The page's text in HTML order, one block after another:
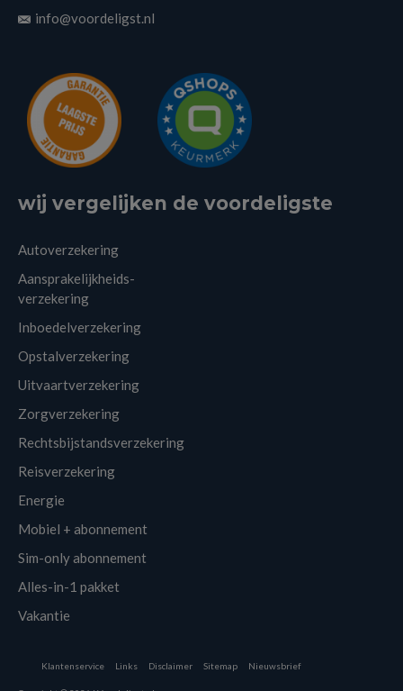
info@voordeligst.nl
wij vergelijken de voordeligste
Autoverzekering
Aansprakelijkheids-
verzekering
Inboedelverzekering
Opstalverzekering
Uitvaartverzekering
Zorgverzekering
Rechtsbijstandsverzekering
Reisverzekering
Energie
Mobiel + abonnement
Sim-only abonnement
Alles-in-1 pakket
Vakantie
Klantenservice Links Disclaimer Sitemap Nieuwsbrief